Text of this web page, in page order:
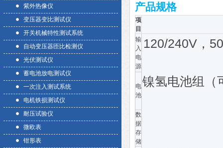
紫外热像仪
变压器变比测试仪
开关机械特性测试系统
自动变压器匝比检测仪
光伏测试仪
蓄电池放电测试仪
一次注入测试系统
电机铁损测试仪
耐压试验仪
微欧表
钳形表
产品规格
项
目
输
入
电
源
120/240V，
电
池
镍氢电池组（
数
据
存
储